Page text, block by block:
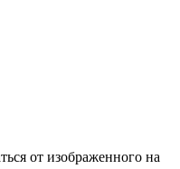
от изображенного на